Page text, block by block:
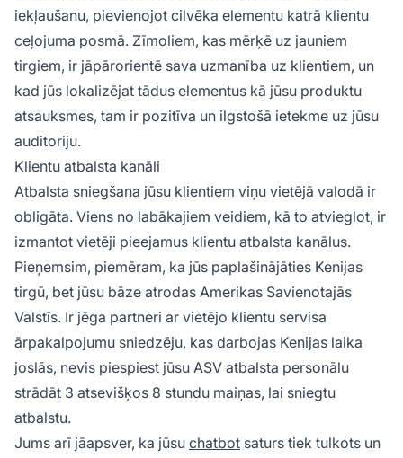
iekļaušanu, pievienojot cilvēka elementu katrā klientu
ceļojuma posmā. Zīmoliem, kas mērķē uz jauniem
tirgiem, ir jāpārorientē sava uzmanība uz klientiem, un
kad jūs lokalizējat tādus elementus kā jūsu produktu
atsauksmes, tam ir pozitīva un ilgstošā ietekme uz jūsu
auditoriju.
Klientu atbalsta kanāli
Atbalsta sniegšana jūsu klientiem viņu vietējā valodā ir
obligāta. Viens no labākajiem veidiem, kā to atvieglot, ir
izmantot vietēji pieejamus klientu atbalsta kanālus.
Pieņemsim, piemēram, ka jūs paplašinājāties Kenijas
tirgū, bet jūsu bāze atrodas Amerikas Savienotajās
Valstīs. Ir jēga partneri ar vietējo klientu servisa
ārpakalpojumu sniedzēju, kas darbojas Kenijas laika
joslās, nevis piespiest jūsu ASV atbalsta personālu
strādāt 3 atsevišķos 8 stundu maiņas, lai sniegtu
atbalstu.
Jums arī jāapsver, ka jūsu chatbot saturs tiek tulkots un